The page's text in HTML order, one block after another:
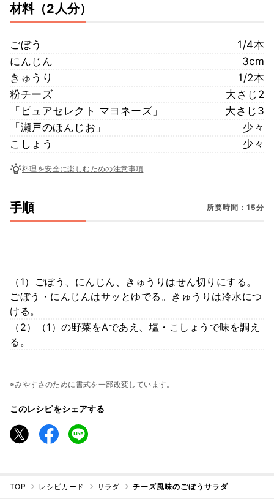
材料（2人分）
ごぼう
1/4本
にんじん
3cm
きゅうり
1/2本
粉チーズ
大さじ2
「ピュアセレクト マヨネーズ」
大さじ3
「瀬戸のほんじお」
少々
こしょう
少々
料理を安全に楽しむための注意事項
手順 所要時間：15分
（1）ごぼう、にんじん、きゅうりはせん切りにする。
ごぼう・にんじんはサッとゆでる。きゅうりは冷水につ
ける。
（2）（1）の野菜をAであえ、塩・こしょうで味を調え
る。
※みやすさのために書式を一部改変しています。
このレシピをシェアする
TOP レシピカード サラダ チーズ風味のごぼうサラダ